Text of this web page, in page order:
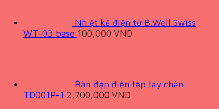
Nhiệt kế điện tử B.Well Swiss
WT-03 base 100,000 VND
Bàn đạp điện tập tay chân
TD001P-1 2,700,000 VND